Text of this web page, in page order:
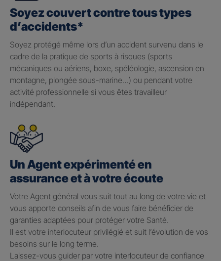
Soyez couvert contre tous types
d’accidents*
Soyez protégé même lors d’un accident survenu dans le
cadre de la pratique de sports à risques (sports
mécaniques ou aériens, boxe, spéléologie, ascension en
montagne, plongée sous-marine…) ou pendant votre
activité professionnelle si vous êtes travailleur
indépendant.
Un Agent expérimenté en
assurance et à votre écoute
Votre Agent général vous suit tout au long de votre vie et
vous apporte conseils afin de vous faire bénéficier de
garanties adaptées pour protéger votre Santé.
Il est votre interlocuteur privilégié et suit l’évolution de vos
besoins sur le long terme.
Laissez-vous guider par votre interlocuteur de confiance